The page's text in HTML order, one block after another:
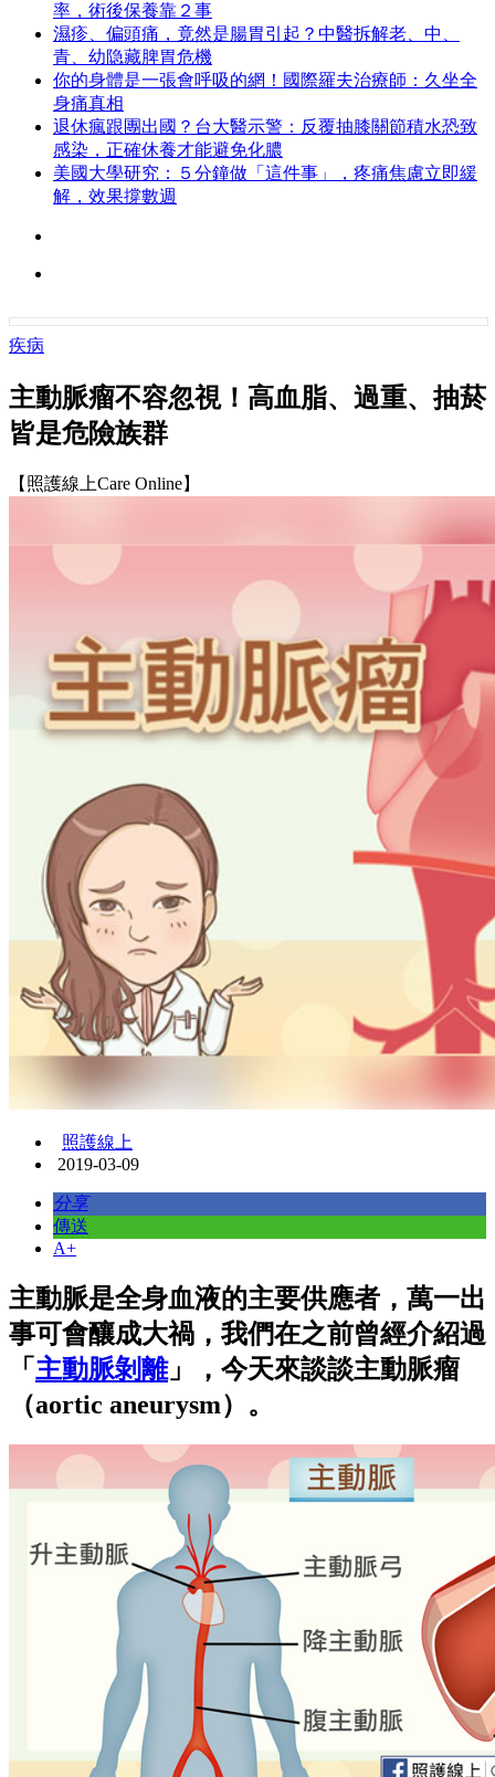
率，術後保養靠２事
濕疹、偏頭痛，竟然是腸胃引起？中醫拆解老、中、
青、幼隐藏脾胃危機
你的身體是一張會呼吸的網！國際羅夫治療師：久坐全
身痛真相
退休瘋跟團出國？台大醫示警：反覆抽膝關節積水恐致
感染，正確休養才能避免化膿
美國大學研究：５分鐘做「這件事」，疼痛焦慮立即緩
解，效果撐數週
疾病
主動脈瘤不容忽視！高血脂、過重、抽菸
皆是危險族群
【照護線上Care Online】
照護線上
2019-03-09
分享
傳送
A+
主動脈是全身血液的主要供應者，萬一出
事可會釀成大禍，我們在之前曾經介紹過
「 主動脈剝離」，今天來談談主動脈瘤
（aortic aneurysm）。